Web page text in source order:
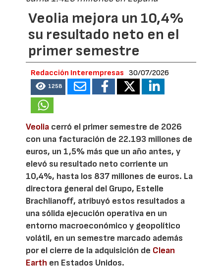
Veolia mejora un 10,4%
su resultado neto en el
primer semestre
Redacción Interempresas 30/07/2026
1258
Veolia cerró el primer semestre de 2026
con una facturación de 22.193 millones de
euros, un 1,5% más que un año antes, y
elevó su resultado neto corriente un
10,4%, hasta los 837 millones de euros. La
directora general del Grupo, Estelle
Brachlianoff, atribuyó estos resultados a
una sólida ejecución operativa en un
entorno macroeconómico y geopolítico
volátil, en un semestre marcado además
por el cierre de la adquisición de Clean
Earth en Estados Unidos.